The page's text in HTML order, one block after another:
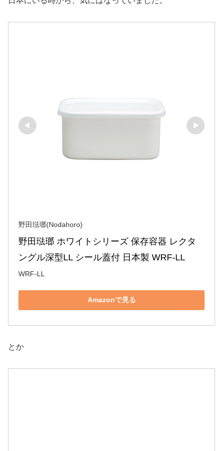
野田琺瑯(Nodahoro)
野田琺瑯 ホワイトシリーズ 保存容器 レクタ
ングル深型LL シール蓋付 日本製 WRF-LL
WRF-LL
Amazonで見る
とか